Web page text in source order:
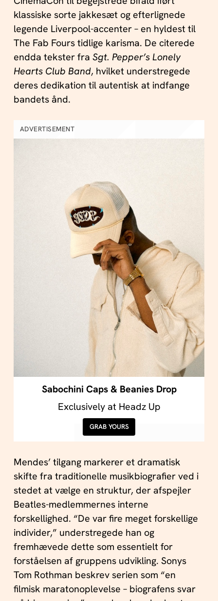
klassiske sorte jakkesæt og efterlignede
legende Liverpool-accenter – en hyldest til
The Fab Fours tidlige karisma. De citerede
endda tekster fra Sgt. Pepper’s Lonely
Hearts Club Band, hvilket understregede
deres dedikation til autentisk at indfange
bandets ånd.
ADVERTISEMENT
Sabochini Caps & Beanies Drop
Exclusively at Headz Up
GRAB YOURS
Mendes’ tilgang markerer et dramatisk
skifte fra traditionelle musikbiografier ved i
stedet at vælge en struktur, der afspejler
Beatles-medlemmernes interne
forskellighed. “De var fire meget forskellige
individer,” understregede han og
fremhævede dette som essentielt for
forståelsen af gruppens udvikling. Sonys
Tom Rothman beskrev serien som “en
filmisk maratonoplevelse – biografens svar